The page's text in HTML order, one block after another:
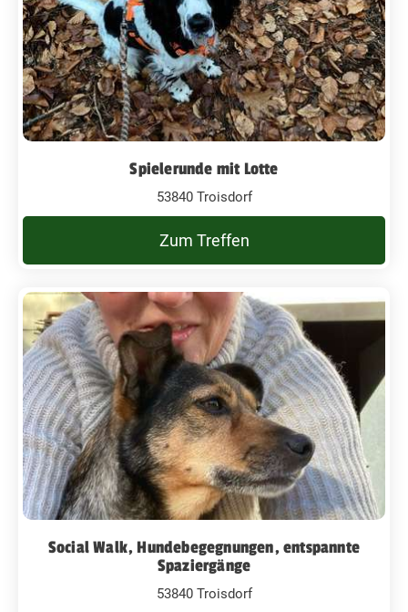
Spielerunde mit Lotte
53840 Troisdorf
Zum Treffen
Social Walk, Hundebegegnungen, entspannte
Spaziergänge
53840 Troisdorf